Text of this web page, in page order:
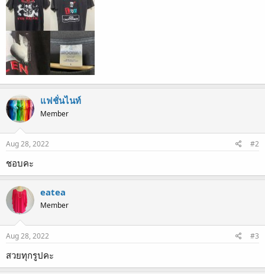
แฟชั่นไนท์
Member
Aug 28, 2022 #2
ชอบคะ
eatea
Member
Aug 28, 2022 #3
สวยทุกรูปคะ